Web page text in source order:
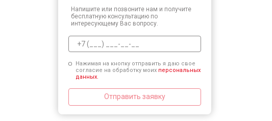
Напишите или позвоните нам и получите
бесплатную консультацию по
интересующему Вас вопросу.
Нажимая на кнопку отправить я даю свое
согласие на обработку моих персональных
данных.
Отправить заявку